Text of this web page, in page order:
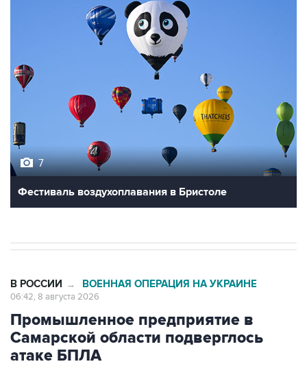
7
Фестиваль воздухоплавания в Бристоле
В РОССИИ → ВОЕННАЯ ОПЕРАЦИЯ НА УКРАИНЕ
06:42, 8 августа 2026
Промышленное предприятие в
Самарской области подверглось
атаке БПЛА